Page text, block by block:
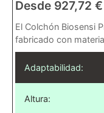
reducidos.
Colchón
90×190
Diseñado
juveniles,
Desde 927,72 €
El Colchón Biosensi
fabricado con
Adaptabilidad:
Altura: